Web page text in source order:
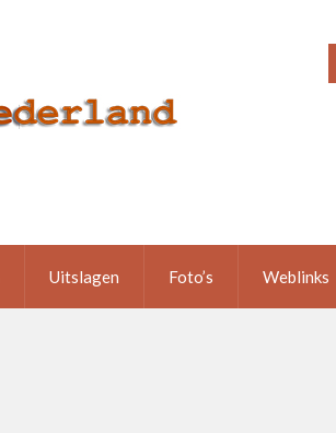
Uitslagen Foto’s Weblinks